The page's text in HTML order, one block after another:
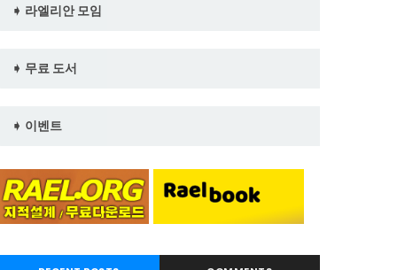
➧ 라엘리안 모임
➧ 무료 도서
➧ 이벤트